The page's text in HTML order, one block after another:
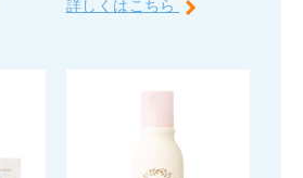
詳しくはこちら